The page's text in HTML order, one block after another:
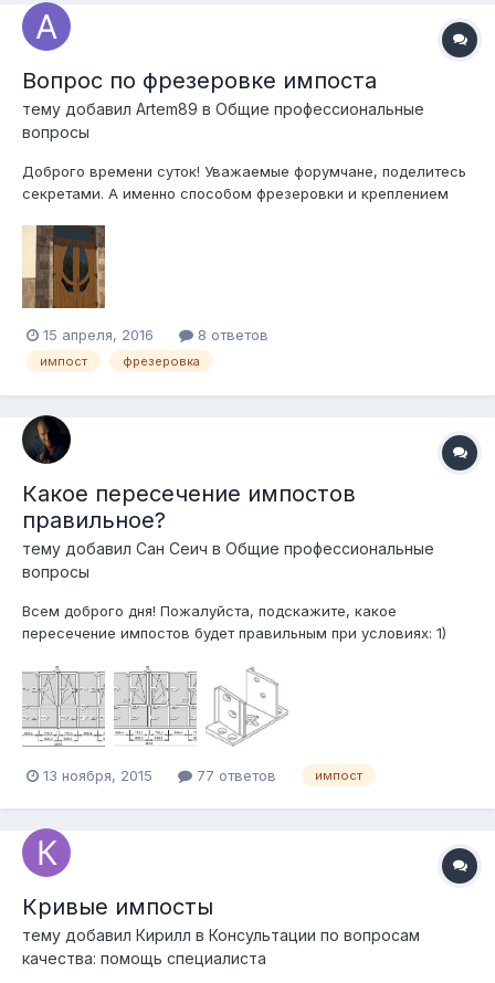
Вопрос по фрезеровке импоста
тему добавил Artem89 в Общие профессиональные
вопросы
Доброго времени суток! Уважаемые форумчане, поделитесь
секретами. А именно способом фрезеровки и креплением
отфрезеровать импост, который крепится к раме не под
углом 90? К примеру, как на конструкции на картинке?!
15 апреля, 2016 8 ответов
импост фрезеровка
Какое пересечение импостов
правильное?
тему добавил Сан Сеич в Общие профессиональные
вопросы
Всем доброго дня! Пожалуйста, подскажите, какое
пересечение импостов будет правильным при условиях: 1)
стенок 3 мм (класс "А"). 2) Рама 70 мм. 3) Стеклопакет 40 мм
(4М1*14*4М1*14*4М1 Low-e) 4) Армир 1,3 мм, замкнутый (в
раме и импосте...
13 ноября, 2015 77 ответов импост
Кривые импосты
тему добавил Кирилл в Консультации по вопросам
качества: помощь специалиста